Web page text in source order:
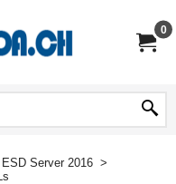
0
ESD Server 2016 >